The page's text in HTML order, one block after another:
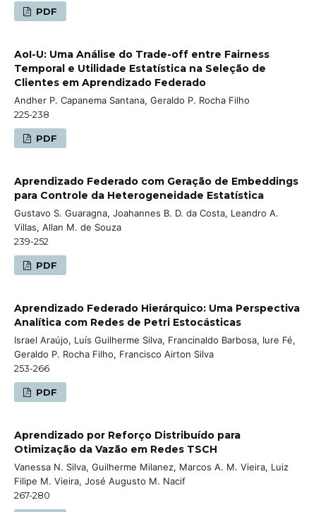
PDF
AoI-U: Uma Análise do Trade-off entre Fairness
Temporal e Utilidade Estatística na Seleção de
Clientes em Aprendizado Federado
Andher P. Capanema Santana, Geraldo P. Rocha Filho
225-238
PDF
Aprendizado Federado com Geração de Embeddings
para Controle da Heterogeneidade Estatística
Gustavo S. Guaragna, Joahannes B. D. da Costa, Leandro A.
Villas, Allan M. de Souza
239-252
PDF
Aprendizado Federado Hierárquico: Uma Perspectiva
Analítica com Redes de Petri Estocásticas
Israel Araújo, Luís Guilherme Silva, Francinaldo Barbosa, Iure Fé,
Geraldo P. Rocha Filho, Francisco Airton Silva
253-266
PDF
Aprendizado por Reforço Distribuído para
Otimização da Vazão em Redes TSCH
Vanessa N. Silva, Guilherme Milanez, Marcos A. M. Vieira, Luiz
Filipe M. Vieira, José Augusto M. Nacif
267-280